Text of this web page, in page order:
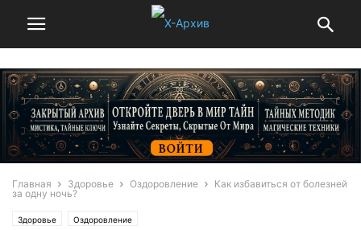
Главная Здоровье Оздоровление
Как избавиться от болезней
за одну ночь?
Здоровье Оздоровление